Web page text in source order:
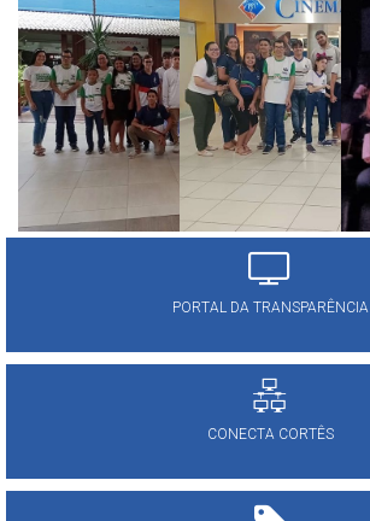
PORTAL DA TRANSPARÊNCIA
CONECTA CORTÊS